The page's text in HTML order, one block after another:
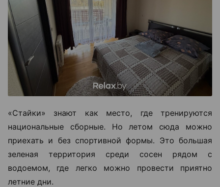
«Стайки» знают как место, где тренируются
национальные сборные. Но летом сюда можно
приехать и без спортивной формы. Это большая
зеленая территория среди сосен рядом с
водоемом, где легко можно провести приятно
летние дни.